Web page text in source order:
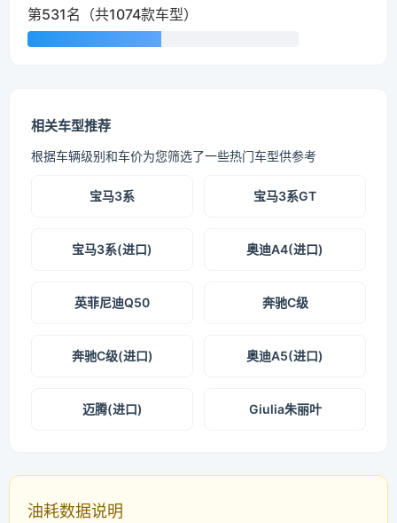
第531名（共1074款车型）
相关车型推荐
根据车辆级别和车价为您筛选了一些热门车型供参考
宝马3系 宝马3系GT
宝马3系(进口) 奥迪A4(进口)
英菲尼迪Q50 奔驰C级
奔驰C级(进口) 奥迪A5(进口)
迈腾(进口) Giulia朱丽叶
油耗数据说明